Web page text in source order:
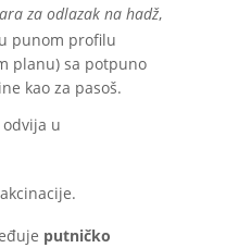
za odlazak na hadž,
punom profilu
planu) sa potpuno
kao za pasoš.
u
putničko